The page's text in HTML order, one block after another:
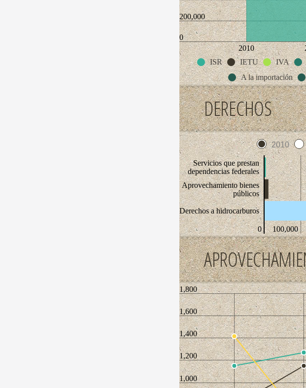
0
200,000
2010
ISR
IETU IVA
A la importación
DERECHOS
2010
Servicios que prestan
dependencias federales
Aprovechamiento bienes
públicos
Derechos a hidrocarburos
0 100,000
1,000
1,200
1,400
1,600
1,800